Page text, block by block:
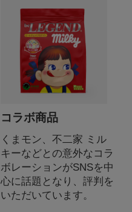
コラボ商品
くまモン、不二家 ミル
キーなどとの意外なコラ
ボレーションがSNSを中
心に話題となり、評判を
いただいています。